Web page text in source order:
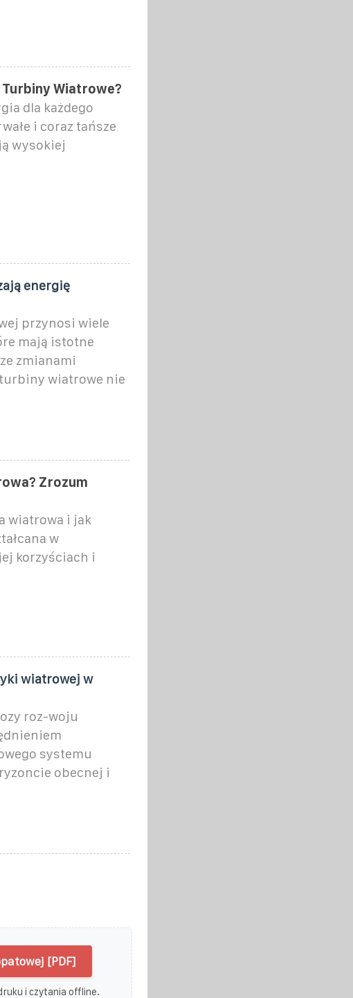
Turbiny Wiatrowe?
dla każdego
i coraz tańsze
wysokiej
energię
przynosi wiele
mają istotne
zmianami
wiatrowe nie
Zrozum
wiatrowa i jak
w
korzyściach i
wiatrowej w
roz-woju
systemu
obecnej i
[PDF]
i czytania offline.